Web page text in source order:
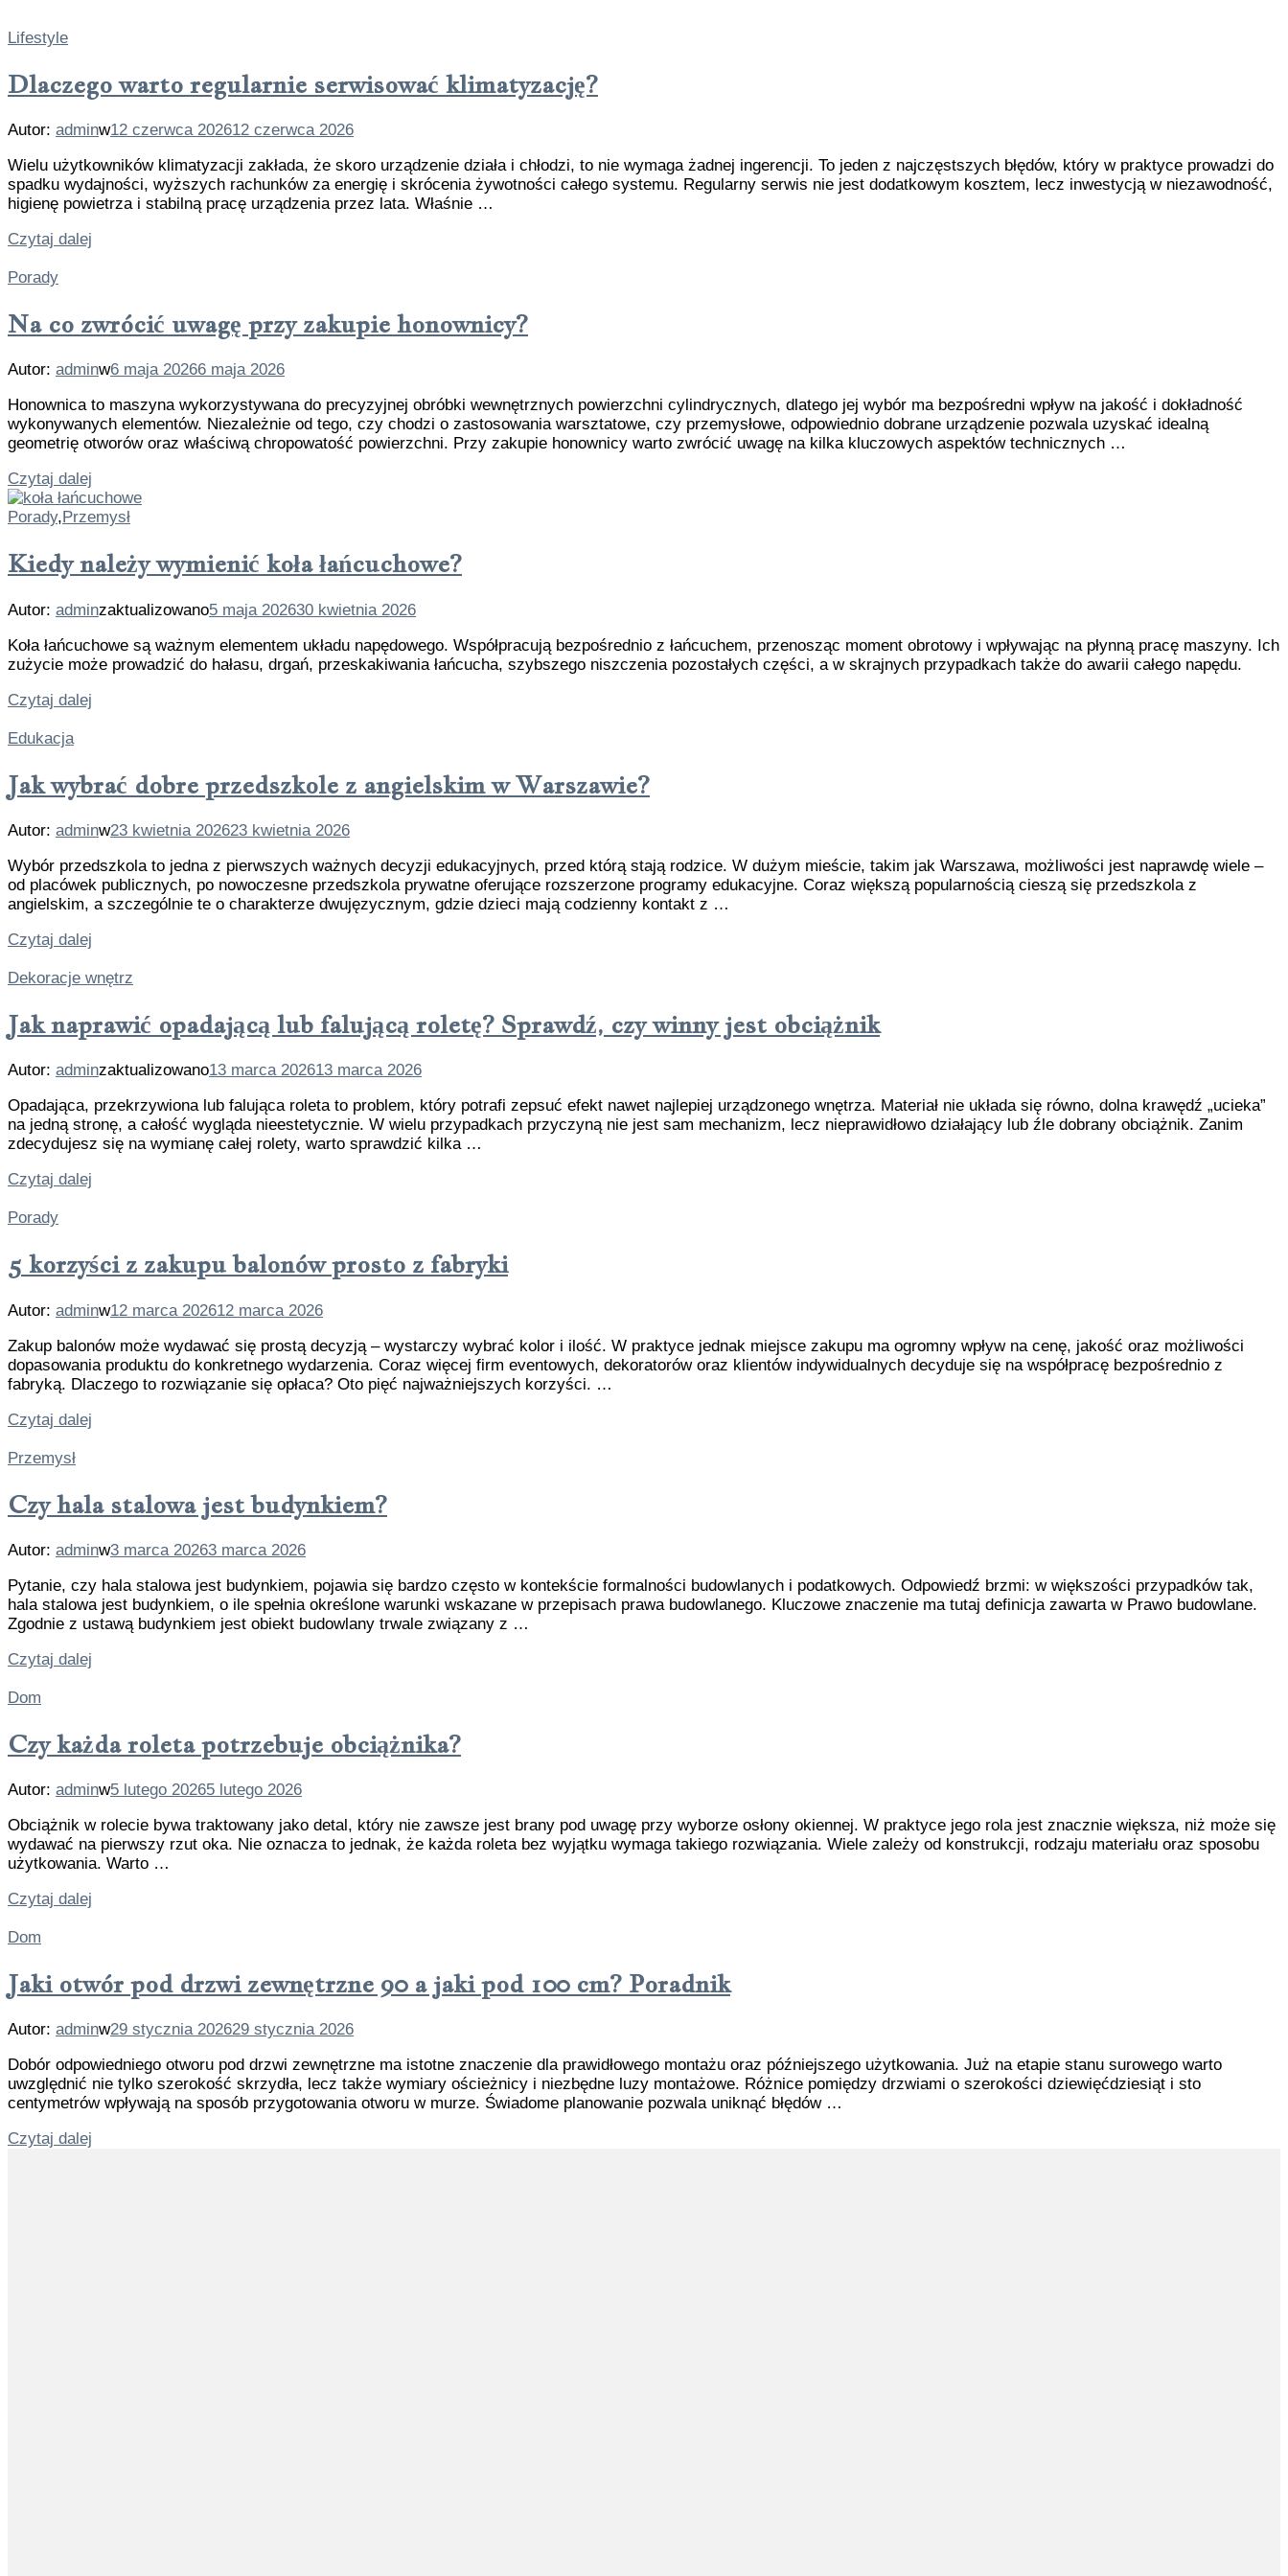
Lifestyle
Dlaczego warto regularnie serwisować klimatyzację?
Autor: adminw12 czerwca 202612 czerwca 2026
Wielu użytkowników klimatyzacji zakłada, że skoro urządzenie działa i chłodzi, to nie wymaga żadnej ingerencji. To jeden z najczęstszych błędów, który w praktyce prowadzi do
spadku wydajności, wyższych rachunków za energię i skrócenia żywotności całego systemu. Regularny serwis nie jest dodatkowym kosztem, lecz inwestycją w niezawodność,
higienę powietrza i stabilną pracę urządzenia przez lata. Właśnie …
Czytaj dalej
Porady
Na co zwrócić uwagę przy zakupie honownicy?
Autor: adminw6 maja 20266 maja 2026
Honownica to maszyna wykorzystywana do precyzyjnej obróbki wewnętrznych powierzchni cylindrycznych, dlatego jej wybór ma bezpośredni wpływ na jakość i dokładność
wykonywanych elementów. Niezależnie od tego, czy chodzi o zastosowania warsztatowe, czy przemysłowe, odpowiednio dobrane urządzenie pozwala uzyskać idealną
geometrię otworów oraz właściwą chropowatość powierzchni. Przy zakupie honownicy warto zwrócić uwagę na kilka kluczowych aspektów technicznych …
Czytaj dalej
Porady, Przemysł
Kiedy należy wymienić koła łańcuchowe?
Autor: adminzaktualizowano5 maja 202630 kwietnia 2026
Koła łańcuchowe są ważnym elementem układu napędowego. Współpracują bezpośrednio z łańcuchem, przenosząc moment obrotowy i wpływając na płynną pracę maszyny. Ich
zużycie może prowadzić do hałasu, drgań, przeskakiwania łańcucha, szybszego niszczenia pozostałych części, a w skrajnych przypadkach także do awarii całego napędu.
Czytaj dalej
Edukacja
Jak wybrać dobre przedszkole z angielskim w Warszawie?
Autor: adminw23 kwietnia 202623 kwietnia 2026
Wybór przedszkola to jedna z pierwszych ważnych decyzji edukacyjnych, przed którą stają rodzice. W dużym mieście, takim jak Warszawa, możliwości jest naprawdę wiele –
od placówek publicznych, po nowoczesne przedszkola prywatne oferujące rozszerzone programy edukacyjne. Coraz większą popularnością cieszą się przedszkola z
angielskim, a szczególnie te o charakterze dwujęzycznym, gdzie dzieci mają codzienny kontakt z …
Czytaj dalej
Dekoracje wnętrz
Jak naprawić opadającą lub falującą roletę? Sprawdź, czy winny jest obciążnik
Autor: adminzaktualizowano13 marca 202613 marca 2026
Opadająca, przekrzywiona lub falująca roleta to problem, który potrafi zepsuć efekt nawet najlepiej urządzonego wnętrza. Materiał nie układa się równo, dolna krawędź „ucieka”
na jedną stronę, a całość wygląda nieestetycznie. W wielu przypadkach przyczyną nie jest sam mechanizm, lecz nieprawidłowo działający lub źle dobrany obciążnik. Zanim
zdecydujesz się na wymianę całej rolety, warto sprawdzić kilka …
Czytaj dalej
Porady
5 korzyści z zakupu balonów prosto z fabryki
Autor: adminw12 marca 202612 marca 2026
Zakup balonów może wydawać się prostą decyzją – wystarczy wybrać kolor i ilość. W praktyce jednak miejsce zakupu ma ogromny wpływ na cenę, jakość oraz możliwości
dopasowania produktu do konkretnego wydarzenia. Coraz więcej firm eventowych, dekoratorów oraz klientów indywidualnych decyduje się na współpracę bezpośrednio z
fabryką. Dlaczego to rozwiązanie się opłaca? Oto pięć najważniejszych korzyści. …
Czytaj dalej
Przemysł
Czy hala stalowa jest budynkiem?
Autor: adminw3 marca 20263 marca 2026
Pytanie, czy hala stalowa jest budynkiem, pojawia się bardzo często w kontekście formalności budowlanych i podatkowych. Odpowiedź brzmi: w większości przypadków tak,
hala stalowa jest budynkiem, o ile spełnia określone warunki wskazane w przepisach prawa budowlanego. Kluczowe znaczenie ma tutaj definicja zawarta w Prawo budowlane.
Zgodnie z ustawą budynkiem jest obiekt budowlany trwale związany z …
Czytaj dalej
Dom
Czy każda roleta potrzebuje obciążnika?
Autor: adminw5 lutego 20265 lutego 2026
Obciążnik w rolecie bywa traktowany jako detal, który nie zawsze jest brany pod uwagę przy wyborze osłony okiennej. W praktyce jego rola jest znacznie większa, niż może się
wydawać na pierwszy rzut oka. Nie oznacza to jednak, że każda roleta bez wyjątku wymaga takiego rozwiązania. Wiele zależy od konstrukcji, rodzaju materiału oraz sposobu
użytkowania. Warto …
Czytaj dalej
Dom
Jaki otwór pod drzwi zewnętrzne 90 a jaki pod 100 cm? Poradnik
Autor: adminw29 stycznia 202629 stycznia 2026
Dobór odpowiedniego otworu pod drzwi zewnętrzne ma istotne znaczenie dla prawidłowego montażu oraz późniejszego użytkowania. Już na etapie stanu surowego warto
uwzględnić nie tylko szerokość skrzydła, lecz także wymiary ościeżnicy i niezbędne luzy montażowe. Różnice pomiędzy drzwiami o szerokości dziewięćdziesiąt i sto
centymetrów wpływają na sposób przygotowania otworu w murze. Świadome planowanie pozwala uniknąć błędów …
Czytaj dalej